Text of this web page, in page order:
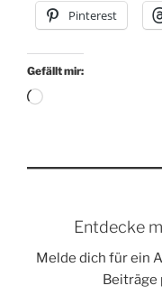
Pinterest
Gefällt mir:
Wird
Entdecke
Melde dich für ein
Beiträge